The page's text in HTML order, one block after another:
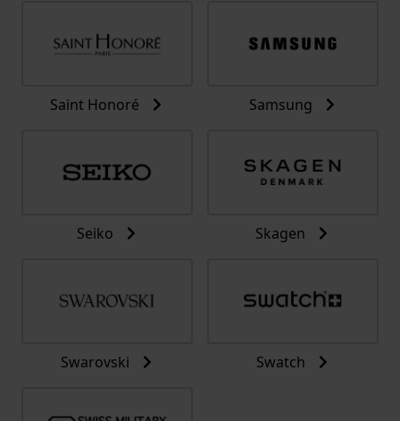
Saint Honoré Samsung
Seiko Skagen
Swarovski Swatch